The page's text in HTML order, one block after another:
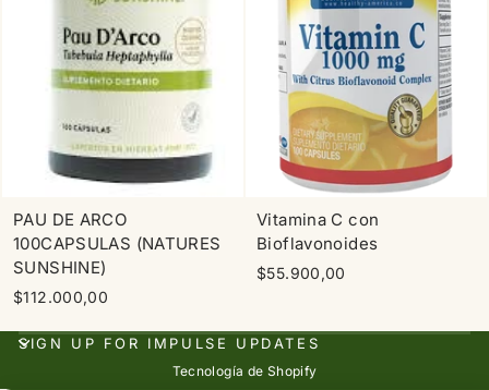
PAU DE ARCO
100CAPSULAS (NATURES
SUNSHINE)
$112.000,00
Vitamina C con
Bioflavonoides
$55.900,00
SIGN UP FOR IMPULSE UPDATES
Tecnología de Shopify